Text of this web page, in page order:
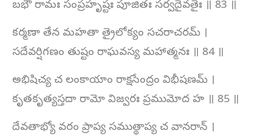
బభౌ రామః సంప్రహృష్టః పూజితః సర్వదైవతైః ॥ 83 ॥
కర్మణా తేన మహతా త్రైలోక్యం సచరాచరమ్ ।
సదేవర్షిగణం తుష్టం రాఘవస్య మహాత్మనః ॥ 84 ॥
అభిషిచ్య చ లంకాయాం రాక్షసేంద్రం విభీషణమ్ ।
కృతకృత్యస్తదా రామో విజ్వరః ప్రముమోద హ ॥ 85 ॥
దేవతాభ్యో వరం ప్రాప్య సముత్థాప్య చ వానరాన్ ।